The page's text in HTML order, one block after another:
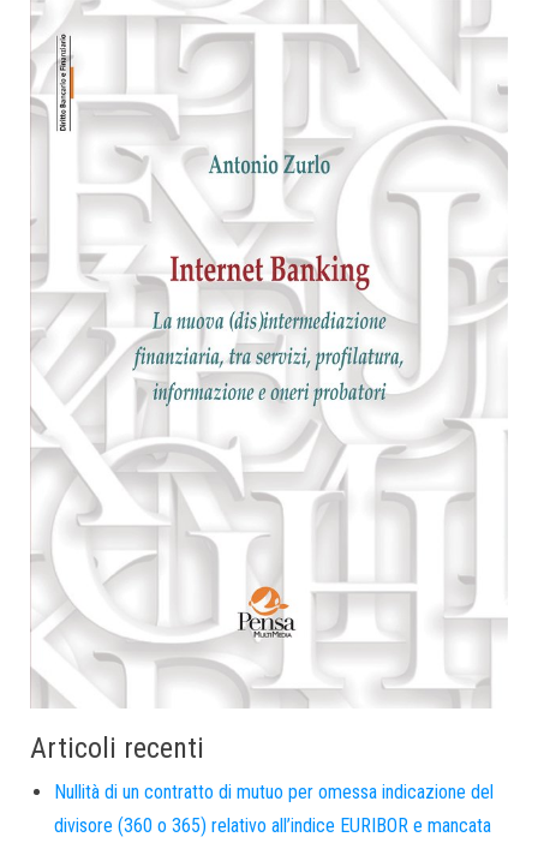
Articoli recenti
Nullità di un contratto di mutuo per omessa indicazione del
divisore (360 o 365) relativo all’indice EURIBOR e mancata